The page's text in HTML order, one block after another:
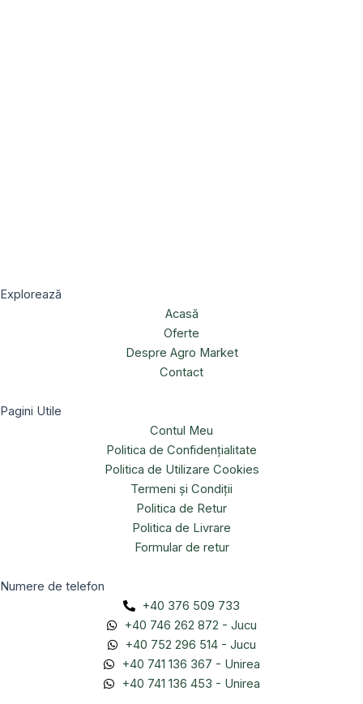
Explorează
Acasă
Oferte
Despre Agro Market
Contact
Pagini Utile
Contul Meu
Politica de Confidențialitate
Politica de Utilizare Cookies
Termeni și Condiții
Politica de Retur
Politica de Livrare
Formular de retur
Numere de telefon
+40 376 509 733
+40 746 262 872 - Jucu
+40 752 296 514 - Jucu
+40 741 136 367 - Unirea
+40 741 136 453 - Unirea